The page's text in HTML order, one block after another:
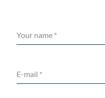
Your name *
E-mail *